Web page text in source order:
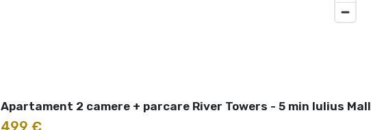
Apartament 2 camere + parcare River Towers - 5 min Iulius Mall